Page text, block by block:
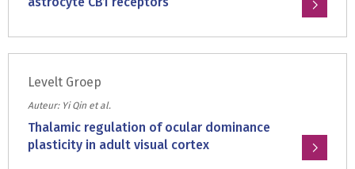
Disease
Modifying
Mechanisms
Inborn
Errors
of
Inhibitory
maturation
and
ocular
Levelt Groep
Auteur: Yi Qin et al.
Thalamic regulation of ocular dominance
plasticity in adult visual cortex